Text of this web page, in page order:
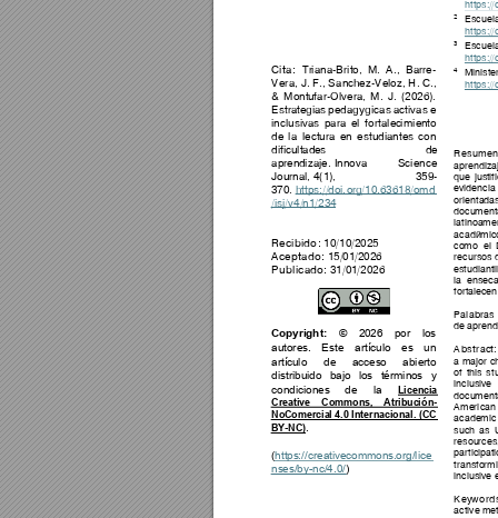
https://
2 Escue
https://
3 Escue
https://
4 Ministe
https://
Resu
apre
que just
evidencia
orienta
docume
latinoa
acadé
como el
recursos
estudiantil
la enseñ
fortalecen
Palabras
de
Abstrac
a major
of this st
inclusive
docume
American
academ
such as
resou
participa
transfo
inclusive
Key
active
Cita: Triana-Brito, M. A., Barre-
Vera, J. F., Sanchez-Veloz, H. C.
& Montufar-Olvera M. J.
(2026).
Estrategias pedagógicas activase
inclusivas para el fortalecimiento
de la lectura en estudiantes con
dificultades
de
aprendizaje. Innova
Science
Journal , 4(1),
359-
370. https://doi. org/10.63618/omd
/isj/v4/n1/234
Recibido: 10/10/2025
Aceptado: 15/01/2026
Publicado: 31 /01/2026
Copyright: © 2026 por
los
autores. Este artículo es
un
artículo de acceso
abierto
distribuido
bajo los términos
y
condiciones
de la Licencia
Creative Commons, Atribución-
NoComercial 4.0 Internaciona l. (CC
BY-NC).
(https://creativecommons.org/lice
nses/by-nc/4.0/)